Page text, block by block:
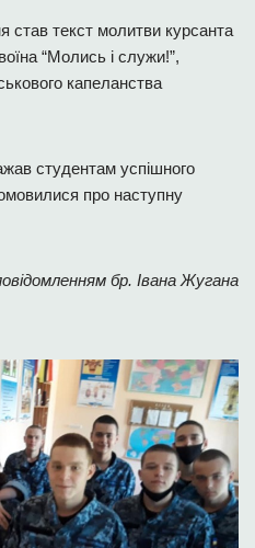
текст молитви курсанта
“Молись і служи!”,
капеланства
студентам успішного
про наступну
бр. Івана Жугана